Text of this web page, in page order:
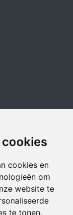
cookies en
om
website te
te tonen,